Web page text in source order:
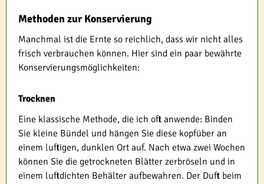
Methoden zur Konservierung
Manchmal ist die Ernte so reichlich, dass wir nicht alles
frisch verbrauchen können. Hier sind ein paar bewährte
Konservierungsmöglichkeiten:
Trocknen
Eine klassische Methode, die ich oft anwende: Binden
Sie kleine Bündel und hängen Sie diese kopfüber an
einem luftigen, dunklen Ort auf. Nach etwa zwei Wochen
können Sie die getrockneten Blätter zerbröseln und in
einem luftdichten Behälter aufbewahren. Der Duft beim